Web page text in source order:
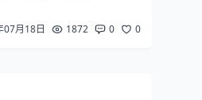
07月18日 1872 0 0